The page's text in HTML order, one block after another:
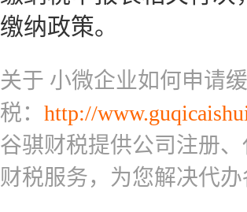
缴纳政策。
关于 小微企业如何申请
税： http://
谷骐财税提供公司注册
财税服务，为您解决代